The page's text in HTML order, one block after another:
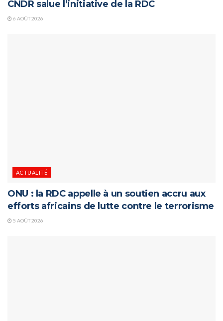
CNDR salue l’initiative de la RDC
6 AOÛT 2026
ACTUALITÉ
ONU : la RDC appelle à un soutien accru aux
efforts africains de lutte contre le terrorisme
5 AOÛT 2026